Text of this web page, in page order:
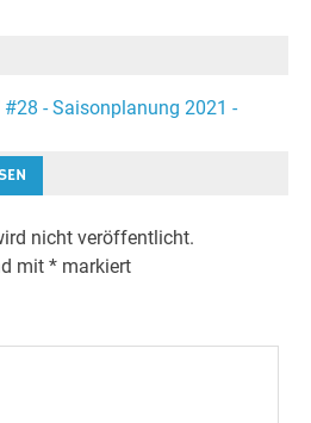
#28 - Saisonplanung 2021 -
nicht veröffentlicht.
mit* markiert